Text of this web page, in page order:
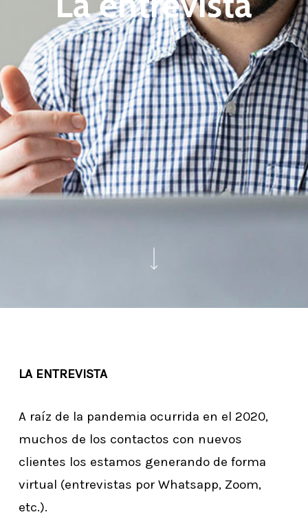
LA ENTREVISTA
A raíz de la pandemia ocurrida en el 2020,
muchos de los contactos con nuevos
clientes los estamos generando de forma
virtual (entrevistas por Whatsapp, Zoom,
etc.).